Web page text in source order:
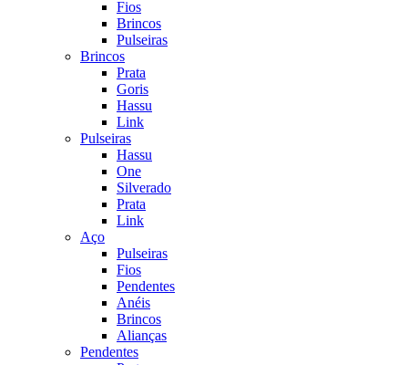
Fios
Brincos
Pulseiras
Brincos
Prata
Goris
Hassu
Link
Pulseiras
Hassu
One
Silverado
Prata
Link
Aço
Pulseiras
Fios
Pendentes
Anéis
Brincos
Alianças
Pendentes